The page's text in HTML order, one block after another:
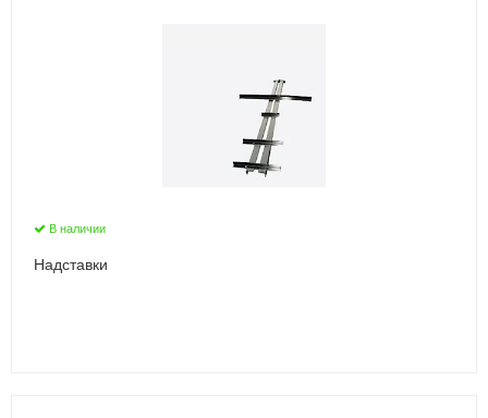
В наличии
Надставки